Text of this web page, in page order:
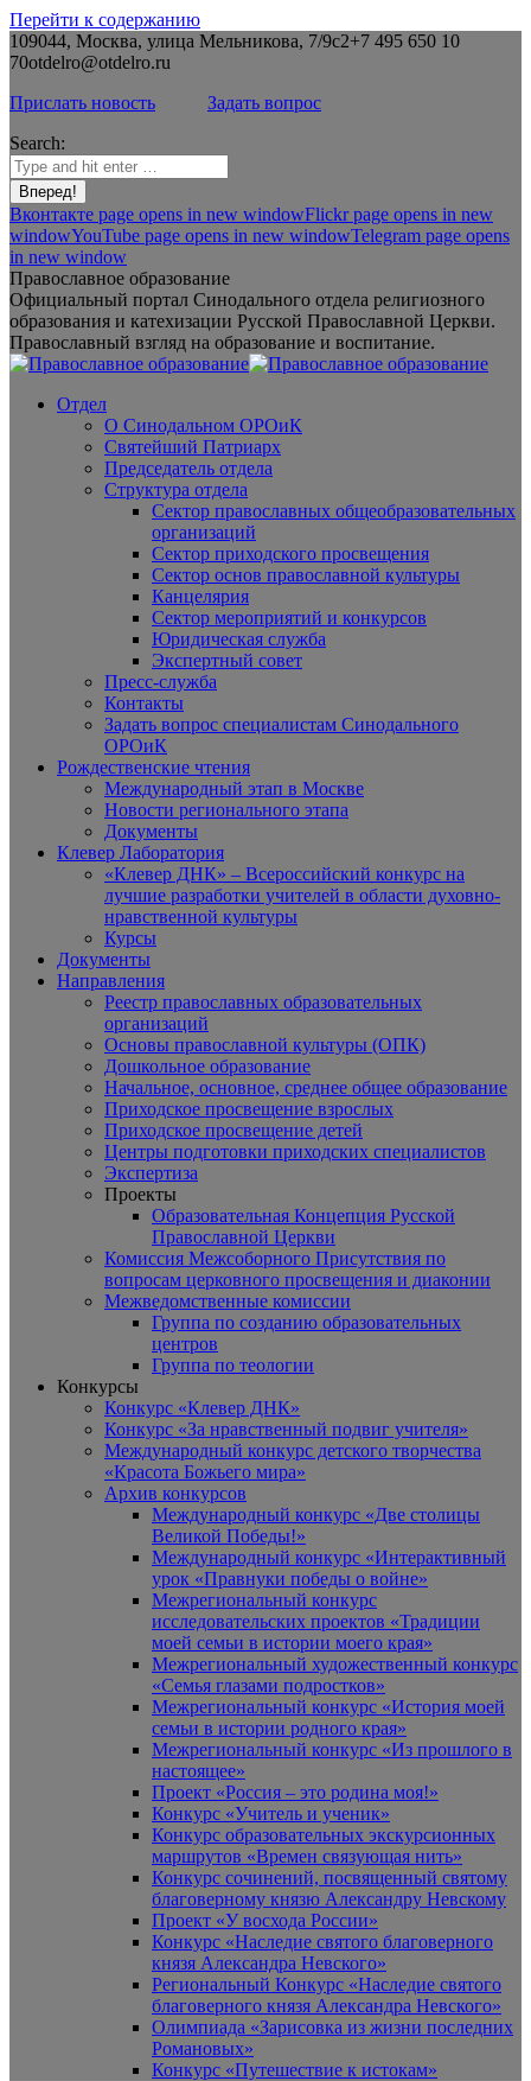
Перейти к содержанию
109044, Москва, улица Мельникова, 7/9с2+7 495 650 10
70otdelro@otdelro.ru
Прислать новость
Задать вопрос
Search:
Вконтакте page opens in new windowFlickr page opens in new
windowYouTube page opens in new windowTelegram page opens
in new window
Православное образование
Официальный портал Синодального отдела религиозного
образования и катехизации Русской Православной Церкви.
Православный взгляд на образование и воспитание.
Отдел
О Синодальном ОРОиК
Святейший Патриарх
Председатель отдела
Структура отдела
Сектор православных общеобразовательных
организаций
Сектор приходского просвещения
Сектор основ православной культуры
Канцелярия
Сектор мероприятий и конкурсов
Юридическая служба
Экспертный совет
Пресс-служба
Контакты
Задать вопрос специалистам Синодального
ОРОиК
Рождественские чтения
Международный этап в Москве
Новости регионального этапа
Документы
Клевер Лаборатория
«Клевер ДНК» – Всероссийский конкурс на
лучшие разработки учителей в области духовно-
нравственной культуры
Курсы
Документы
Направления
Реестр православных образовательных
организаций
Основы православной культуры (ОПК)
Дошкольное образование
Начальное, основное, среднее общее образование
Приходское просвещение взрослых
Приходское просвещение детей
Центры подготовки приходских специалистов
Экспертиза
Проекты
Образовательная Концепция Русской
Православной Церкви
Комиссия Межсоборного Присутствия по
вопросам церковного просвещения и диаконии
Межведомственные комиссии
Группа по созданию образовательных
центров
Группа по теологии
Конкурсы
Конкурс «Клевер ДНК»
Конкурс «За нравственный подвиг учителя»
Международный конкурс детского творчества
«Красота Божьего мира»
Архив конкурсов
Международный конкурс «Две столицы
Великой Победы!»
Международный конкурс «Интерактивный
урок «Правнуки победы о войне»
Межрегиональный конкурс
исследовательских проектов «Традиции
моей семьи в истории моего края»
Межрегиональный художественный конкурс
«Семья глазами подростков»
Межрегиональный конкурс «История моей
семьи в истории родного края»
Межрегиональный конкурс «Из прошлого в
настоящее»
Проект «Россия – это родина моя!»
Конкурс «Учитель и ученик»
Конкурс образовательных экскурсионных
маршрутов «Времен связующая нить»
Конкурс сочинений, посвященный святому
благоверному князю Александру Невскому
Проект «У восхода России»
Конкурс «Наследие святого благоверного
князя Александра Невского»
Региональный Конкурс «Наследие святого
благоверного князя Александра Невского»
Олимпиада «Зарисовка из жизни последних
Романовых»
Конкурс «Путешествие к истокам»